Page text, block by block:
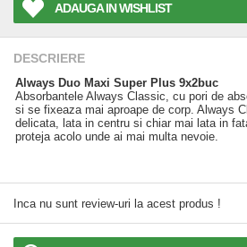
ADAUGA IN WISHLIST
DESCRIERE
Always Duo Maxi Super Plus 9x2buc
Absorbantele Always Classic, cu pori de
si se fixeaza mai aproape de corp. Always
delicata, lata in centru si chiar mai lata in
proteja acolo unde ai mai multa nevoie.
Inca nu sunt review-uri la acest produs !